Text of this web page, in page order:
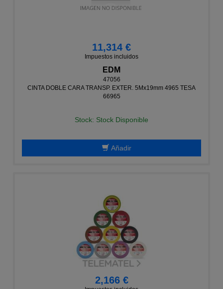
11,314 €
Impuestos incluidos
EDM
47056
CINTA DOBLE CARA TRANSP. EXTER. 5Mx19mm 4965 TESA
66965
Stock: Stock Disponible
Añadir
2,166 €